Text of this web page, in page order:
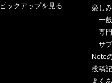
ピックアップを見る
楽し
一
専
サ
Note
投稿
よく